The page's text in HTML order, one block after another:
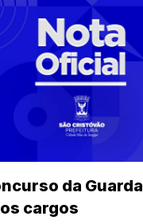
da Guarda
cargos